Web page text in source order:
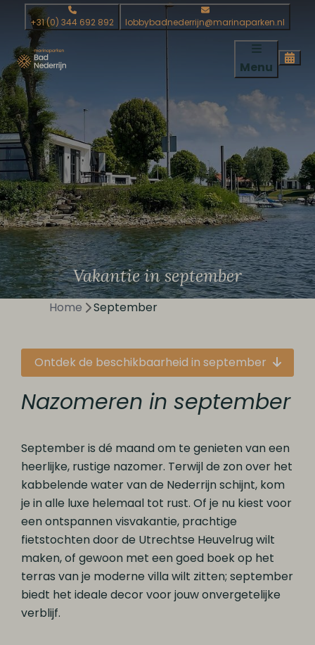
+31 (0) 344 692 892 lobbybadnederrijn@marinaparken.nl
Menu
Vakantie in september
Home September
Ontdek de beschikbaarheid in september
Nazomeren in september
September is dé maand om te genieten van een
heerlijke, rustige nazomer. Terwijl de zon over het
kabbelende water van de Nederrijn schijnt, kom
je in alle luxe helemaal tot rust. Of je nu kiest voor
een ontspannen visvakantie, prachtige
fietstochten door de Utrechtse Heuvelrug wilt
maken, of gewoon met een goed boek op het
terras van je moderne villa wilt zitten; september
biedt het ideale decor voor jouw onvergetelijke
verblijf.